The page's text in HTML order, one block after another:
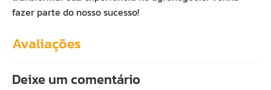
fazer parte do nosso sucesso!
Avaliações
Deixe um comentário